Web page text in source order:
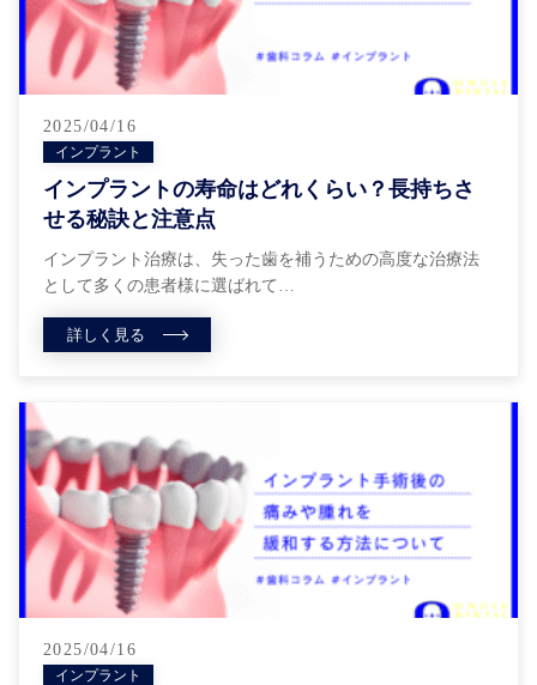
2025/04/16
インプラント
インプラントの寿命はどれくらい？長持ちさ
せる秘訣と注意点
インプラント治療は、失った歯を補うための高度な治療法
として多くの患者様に選ばれて…
詳しく見る
2025/04/16
インプラント